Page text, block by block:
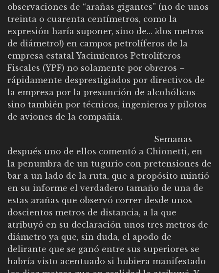
observaciones de “arañas gigantes” (no de unos
treinta o cuarenta centímetros, como la
expresión haría suponer, sino de… ¡dos metros
de diámetro!) en campos petrolíferos de la
empresa estatal Yacimientos Petrolíferos
Fiscales (YPF) no solamente por obreros –
rápidamente desprestigiados por directivos de
la empresa por la presunción de alcohólicos-
sino también por técnicos, ingenieros y pilotos
de aviones de la compañía.
Semanas
después uno de ellos comentó a Chionetti, en
la penumbra de un tugurio con pretensiones de
bar a un lado de la ruta, que a propósito mintió
en su informe el verdadero tamaño de una de
estas arañas que observó correr desde unos
doscientos metros de distancia, a la que
atribuyó en su declaración unos tres metros de
diámetro ya que, sin duda, el apodo de
delirante que se ganó entre sus superiores se
habría visto acentuado si hubiera manifestado